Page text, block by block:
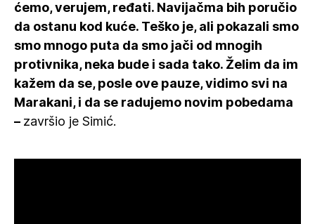
ćemo, verujem, ređati. Navijačma bih poručio
da ostanu kod kuće. Teško je, ali pokazali smo
smo mnogo puta da smo jači od mnogih
protivnika, neka bude i sada tako. Želim da im
kažem da se, posle ove pauze, vidimo svi na
Marakani, i da se radujemo novim pobedama
– završio je Simić.